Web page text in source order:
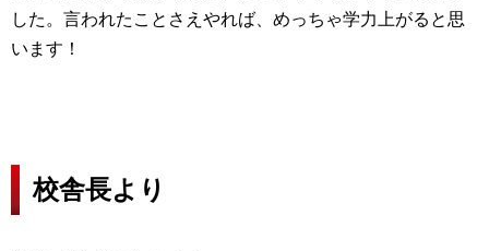
した。言われたことさえやれば、めっちゃ学力上がると思
います！
校舎長より